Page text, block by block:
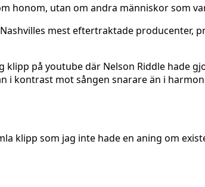
honom, utan om andra människor som
mest eftertraktade producenter,
klipp på youtube där Nelson Riddle hade
i kontrast mot sången snarare än i
klipp som jag inte hade en aning om